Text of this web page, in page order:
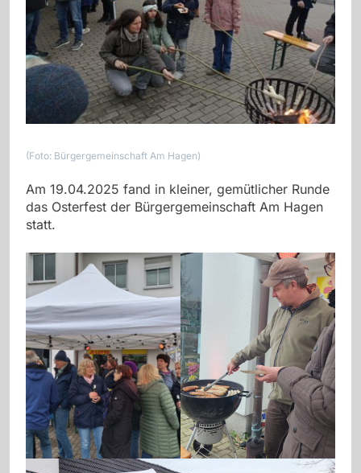
(Foto: Bürgergemeinschaft Am Hagen)
Am 19.04.2025 fand in kleiner, gemütlicher Runde
das Osterfest der Bürgergemeinschaft Am Hagen
statt.